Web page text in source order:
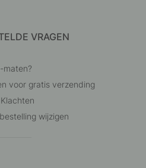
VRAGEN
maten?
voor gratis verzending
wijzigen